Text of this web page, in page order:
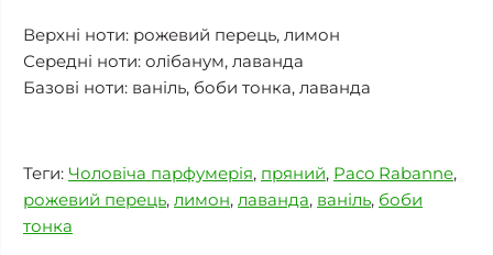
Верхні ноти: рожевий перець, лимон
Середні ноти: олібанум, лаванда
Базові ноти: ваніль, боби тонка, лаванда
Теги: Чоловіча парфумерія, пряний, Paco Rabanne,
рожевий перець, лимон, лаванда, ваніль, боби
тонка